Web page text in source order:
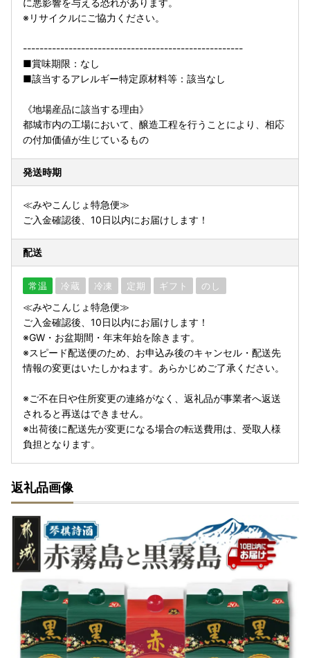
に悪影響を与える恐れがあります。
※リサイクルにご協力ください。
-----------------------------------------------------
■賞味期限：なし
■該当するアレルギー特定原材料等：該当なし
《地場産品に該当する理由》
都城市内の工場において、醸造工程を行うことにより、相応
の付加価値が生じているもの
発送時期
≪みやこんじょ特急便≫
ご入金確認後、10日以内にお届けします！
配送
常温 冷蔵 冷凍 定期 ギフト のし
≪みやこんじょ特急便≫
ご入金確認後、10日以内にお届けします！
※GW・お盆期間・年末年始を除きます。
※スピード配送便のため、お申込み後のキャンセル・配送先
情報の変更はいたしかねます。あらかじめご了承ください。
※ご不在日や住所変更の連絡がなく、返礼品が事業者へ返送
されると再送はできません。
※出荷後に配送先が変更になる場合の転送費用は、受取人様
負担となります。
返礼品画像